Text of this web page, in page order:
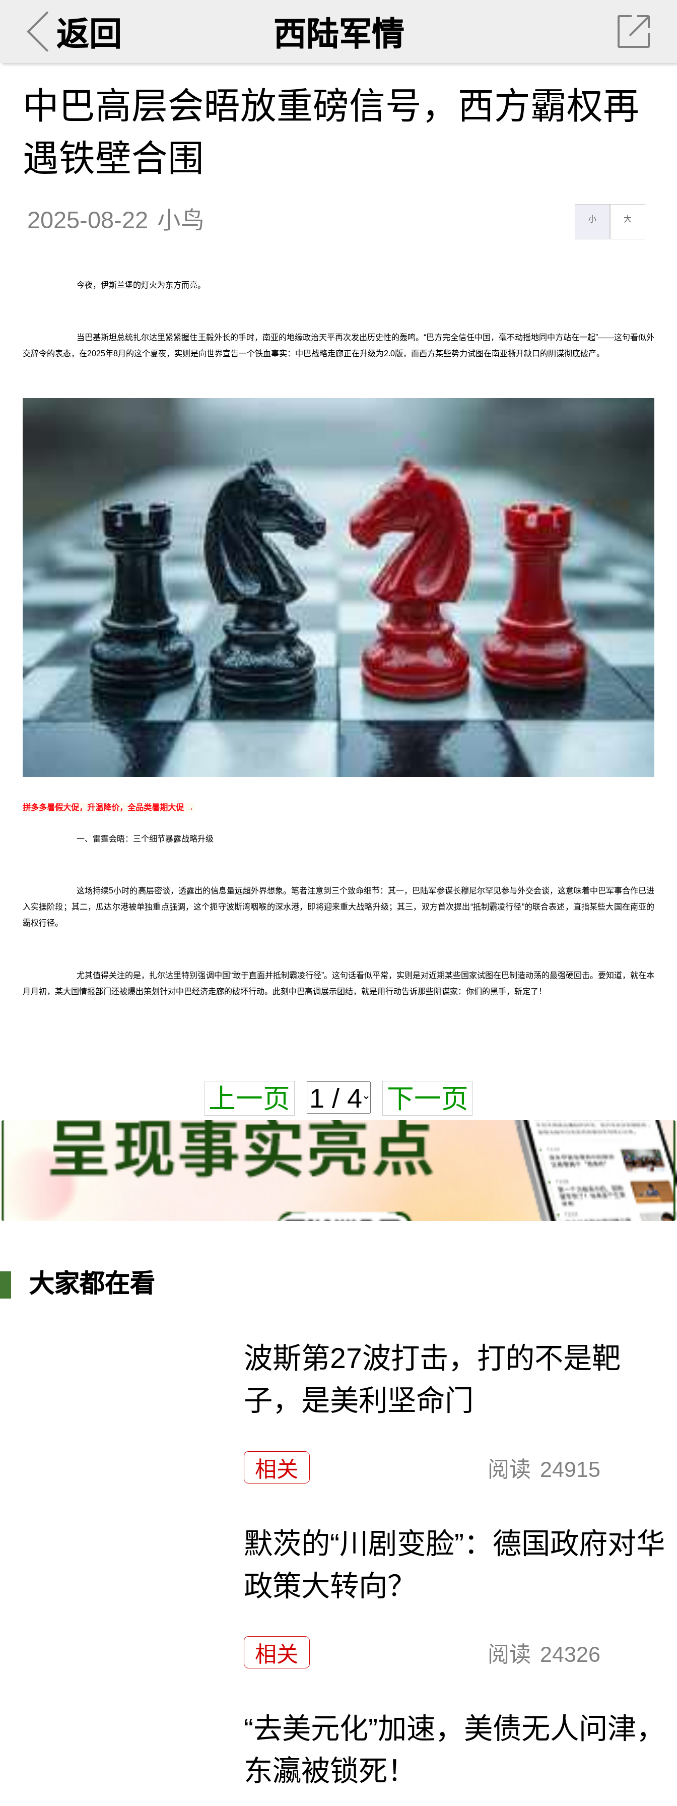
返回 西陆军情
中巴高层会晤放重磅信号，西方霸权再
遇铁壁合围
2025-08-22 小鸟 小 大
今夜，伊斯兰堡的灯火为东方而亮。
当巴基斯坦总统扎尔达里紧紧握住王毅外长的手时，南亚的地缘政治天平再次发出历史性的轰鸣。“巴方完全信任中国，毫不动摇地同中方站在一起”——这句看似外
交辞令的表态，在2025年8月的这个夏夜，实则是向世界宣告一个铁血事实：中巴战略走廊正在升级为2.0版，而西方某些势力试图在南亚撕开缺口的阴谋彻底破产。
拼多多暑假大促，升温降价，全品类暑期大促 →
一、雷霆会晤：三个细节暴露战略升级
这场持续5小时的高层密谈，透露出的信息量远超外界想象。笔者注意到三个致命细节：其一，巴陆军参谋长穆尼尔罕见参与外交会谈，这意味着中巴军事合作已进
入实操阶段；其二，瓜达尔港被单独重点强调，这个扼守波斯湾咽喉的深水港，即将迎来重大战略升级；其三，双方首次提出“抵制霸凌行径”的联合表述，直指某些大国在南亚的
霸权行径。
尤其值得关注的是，扎尔达里特别强调中国“敢于直面并抵制霸凌行径”。这句话看似平常，实则是对近期某些国家试图在巴制造动荡的最强硬回击。要知道，就在本
月月初，某大国情报部门还被爆出策划针对中巴经济走廊的破坏行动。此刻中巴高调展示团结，就是用行动告诉那些阴谋家：你们的黑手，斩定了！
上一页 下一页
大家都在看
波斯第27波打击，打的不是靶
子，是美利坚命门
相关 阅读 24915
默茨的“川剧变脸”：德国政府对华
政策大转向？
相关 阅读 24326
“去美元化”加速，美债无人问津，
东瀛被锁死！